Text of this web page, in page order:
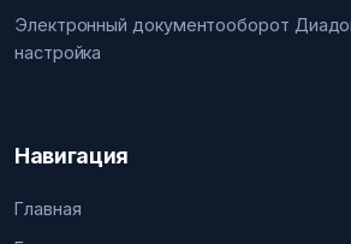
Электронный документооборот
настройка
Навигация
Главная